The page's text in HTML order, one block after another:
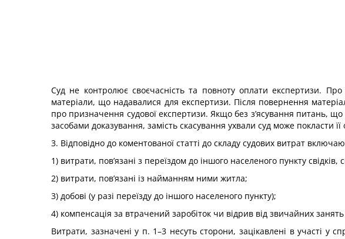
Суд не контролює своєчасність та повноту оплати експертизи.
матеріали, що надавалися для експертизи. Після повернення
про призначення судової експертизи. Якщо без з’ясування питань,
засобами доказування, замість скасування ухвали суд може покласти
3. Відповідно до коментованої статті до складу судових витрат
1) витрати, пов’язані з переїздом до іншого населеного пункту свідків,
2) витрати, пов’язані із найманням ними житла;
3) добові (у разі переїзду до іншого населеного пункту);
4) компенсація за втрачений заробіток чи відрив від звичайних
Витрати, зазначені у п. 1–3 несуть сторони, зацікавлені в участі у